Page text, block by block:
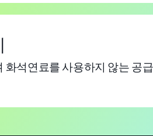
화석연료를 사용하지 않는 공